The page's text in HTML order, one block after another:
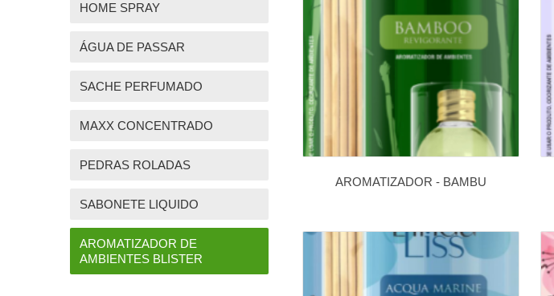
HOME SPRAY
ÁGUA DE PASSAR
SACHE PERFUMADO
MAXX CONCENTRADO
PEDRAS ROLADAS
SABONETE LIQUIDO
AROMATIZADOR DE
AMBIENTES BLISTER
AROMATIZADOR - BAMBU